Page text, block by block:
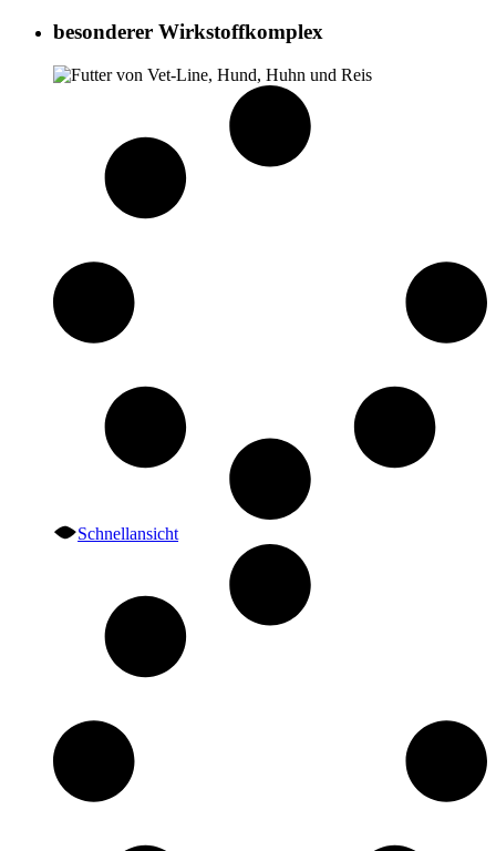
besonderer Wirkstoffkomplex
Schnellansicht